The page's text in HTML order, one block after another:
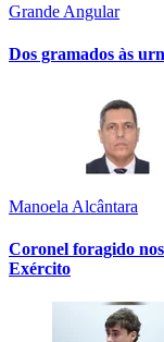
Grande Angular
Dos gramados às
Manoela Alcântara
Coronel foragido
Exército